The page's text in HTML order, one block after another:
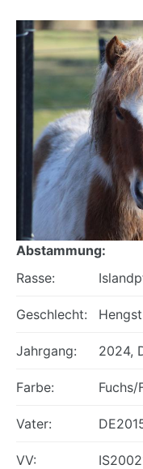
Abstammung:
Rasse:
Geschlecht: Hengst
Jahrgang: 2024,
Farbe: Fuchs/
Vater:
VV: